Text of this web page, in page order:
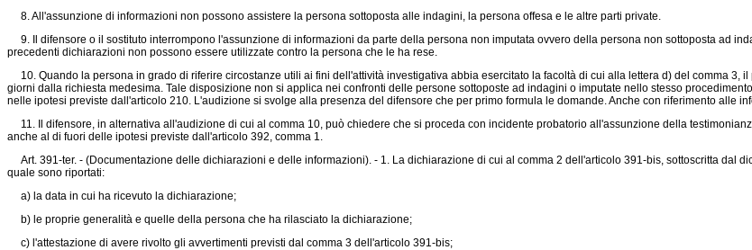
8. All'assunzione di informazioni non possono assistere la persona sottoposta alle indagini, la persona offesa e le altre parti private.
9. Il difensore o il sostituto interrompono l'assunzione di informazioni da parte della persona non imputata ovvero della persona non sottoposta ad
precedenti dichiarazioni non possono essere utilizzate contro la persona che le ha rese.
10. Quando la persona in grado di riferire circostanze utili ai fini dell'attività investigativa abbia esercitato la facoltà di cui alla lettera d) del comma 3,
giorni dalla richiesta medesima. Tale disposizione non si applica nei confronti delle persone sottoposte ad indagini o imputate nello stesso
nelle ipotesi previste dall'articolo 210. L'audizione si svolge alla presenza del difensore che per primo formula le domande. Anche con riferimento alle
11. Il difensore, in alternativa all'audizione di cui al comma 10, può chiedere che si proceda con incidente probatorio all'assunzione della
anche al di fuori delle ipotesi previste dall'articolo 392, comma 1.
Art. 391-ter. - (Documentazione delle dichiarazioni e delle informazioni). - 1. La dichiarazione di cui al comma 2 dell'articolo 391-bis, sottoscritta dal
quale sono riportati:
a) la data in cui ha ricevuto la dichiarazione;
b) le proprie generalità e quelle della persona che ha rilasciato la dichiarazione;
c) l'attestazione di avere rivolto gli avvertimenti previsti dal comma 3 dell'articolo 391-bis;